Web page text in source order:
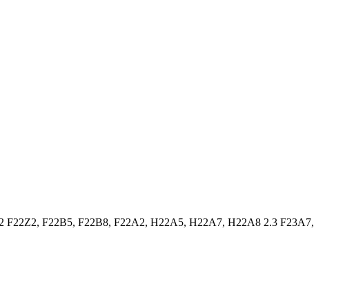
F22Z2, F22B5, F22B8, F22A2, H22A5, H22A7, H22A8 2.3 F23A7,